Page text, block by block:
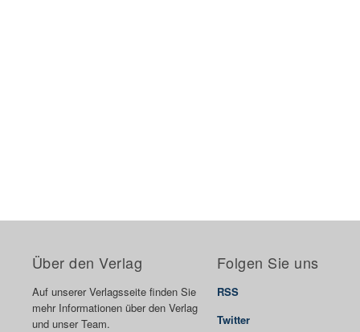
Über den Verlag
Auf unserer Verlagsseite finden Sie
mehr Informationen über den Verlag
und unser Team.
Folgen Sie uns
RSS
Twitter